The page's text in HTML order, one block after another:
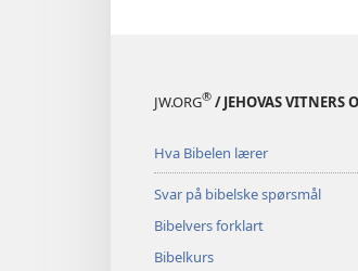
JW.ORG® / JEHOVAS VITNERS
Hva Bibelen lærer
Svar på bibelske spørsmål
Bibelvers forklart
Bibelkurs